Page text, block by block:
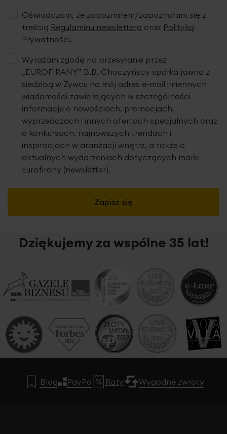
Oświadczam, że zapoznałem/zapoznałam się z
treścią Regulaminu newslettera oraz Polityką
Prywatności.
Zapisz się
Wyrażam zgodę na przesyłanie przez
„EUROFIRANY” B.B. Choczyńscy spółka jawna z
siedzibą w Żywcu na mój adres e-mail imiennych
wiadomości zawierających w szczególności
informacje o nowościach, promocjach,
wyprzedażach i innych ofertach specjalnych oraz
o konkursach, najnowszych trendach i
inspiracjach w aranżacji wnętrz, a także o
aktualnych wydarzeniach dotyczących marki
Eurofirany (newsletter).
Dziękujemy za wspólne 35 lat!
Blog PayPo Raty Wygodne zwroty